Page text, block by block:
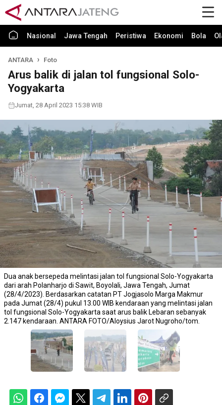
Nasional Jawa Tengah Peristiwa Ekonomi Bola
ANTARA Foto
Arus balik di jalan tol fungsional Solo-
Yogyakarta
Jumat, 28 April 2023 15:38 WIB
Dua anak bersepeda melintasi jalan tol fungsional Solo-Yogyakarta
dari arah Polanharjo di Sawit, Boyolali, Jawa Tengah, Jumat
(28/4/2023). Berdasarkan catatan PT Jogjasolo Marga Makmur
pada Jumat (28/4) pukul 13.00 WIB kendaraan yang melintasi jalan
tol fungsional Solo-Yogyakarta saat arus balik Lebaran sebanyak
2.147 kendaraan. ANTARA FOTO/Aloysius Jarot Nugroho/tom.